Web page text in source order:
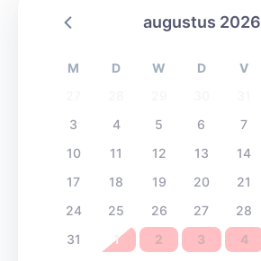
augustus 2026
M D W D V
3
4 5 6 7
10
11 12 13 14
17
18 19 20 21
24
25 26 27 28
31
1 2 3 4